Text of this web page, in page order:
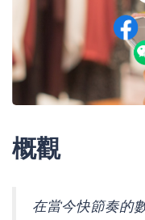
概觀
在當今快節奏的